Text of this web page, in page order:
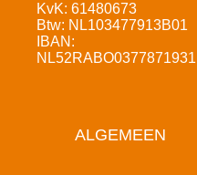
KvK: 61480673
Btw: NL103477913B01
IBAN:
NL52RABO0377871931
ALGEMEEN